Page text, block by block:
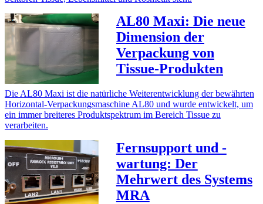
AL80 Maxi: Die neue
Dimension der
Verpackung von
Tissue-Produkten
Die AL80 Maxi ist die natürliche Weiterentwicklung der bewährten
Horizontal-Verpackungsmaschine AL80 und wurde entwickelt, um
ein immer breiteres Produktspektrum im Bereich Tissue zu
verarbeiten.
Fernsupport und -
wartung: Der
Mehrwert des Systems
MRA